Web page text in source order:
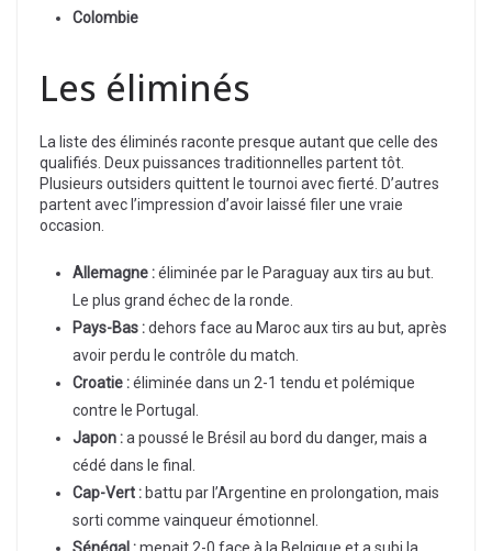
Colombie
Les éliminés
La liste des éliminés raconte presque autant que celle des
qualifiés. Deux puissances traditionnelles partent tôt.
Plusieurs outsiders quittent le tournoi avec fierté. D’autres
partent avec l’impression d’avoir laissé filer une vraie
occasion.
Allemagne :éliminée par le Paraguay aux tirs au but.
Le plus grand échec de la ronde.
Pays-Bas :dehors face au Maroc aux tirs au but, après
avoir perdu le contrôle du match.
Croatie :éliminée dans un 2-1 tendu et polémique
contre le Portugal.
Japon :a poussé le Brésil au bord du danger, mais a
cédé dans le final.
Cap-Vert :battu par l’Argentine en prolongation, mais
sorti comme vainqueur émotionnel.
Sénégal :menait 2-0 face à la Belgique et a subi la